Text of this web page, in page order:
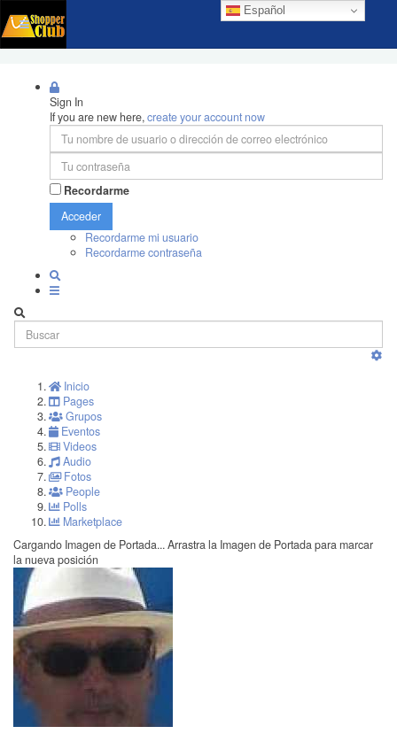
Español
Sign In
If you are new here,create your account now
Recordarme
Acceder
Recordarme mi usuario
Recordarme contraseña
Inicio
Pages
Grupos
Eventos
Videos
Audio
Fotos
People
Polls
Marketplace
Cargando Imagen de Portada... Arrastra la Imagen de Portada para marcar
la nueva posición